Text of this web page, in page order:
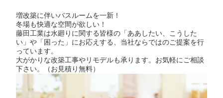
増改築に伴いバスルームを一新！
冬場も快適な空間が欲しい！
藤田工業は水廻りに関する皆様の「ああしたい、こうした
い」や「困った」にお応えする、当社ならではのご提案を行
っています。
大がかりな改築工事やリモデルも承ります。お気軽にご相談
下さい。（お見積り無料）